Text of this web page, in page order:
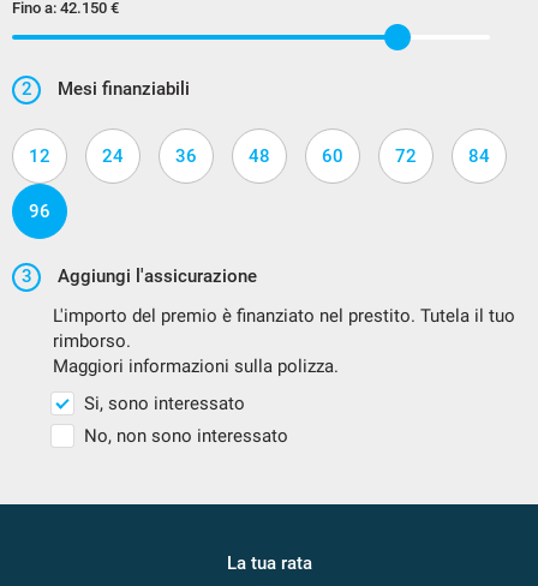
Fino a: 42.150 €
2 Mesi finanziabili
12 24 36 48 60 72 84
96
3
Aggiungi l'assicurazione
L'importo del premio è finanziato nel prestito. Tutela il tuo
rimborso.
Maggiori informazioni sulla polizza.
Si, sono interessato
No, non sono interessato
La tua rata